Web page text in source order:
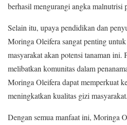
berhasil mengurangi angka malnutrisi
Selain itu, upaya pendidikan dan
Moringa Oleifera sangat penting
masyarakat akan potensi tanaman ini.
melibatkan komunitas dalam
Moringa Oleifera dapat memperkuat
meningkatkan kualitas gizi masyarakat.
Dengan semua manfaat ini, Moringa